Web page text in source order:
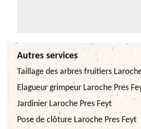
Autres services
Taillage des arbres fruitiers
Elagueur grimpeur Laroche Pres
Jardinier Laroche Pres Feyt
Pose de clôture Laroche Pres Feyt